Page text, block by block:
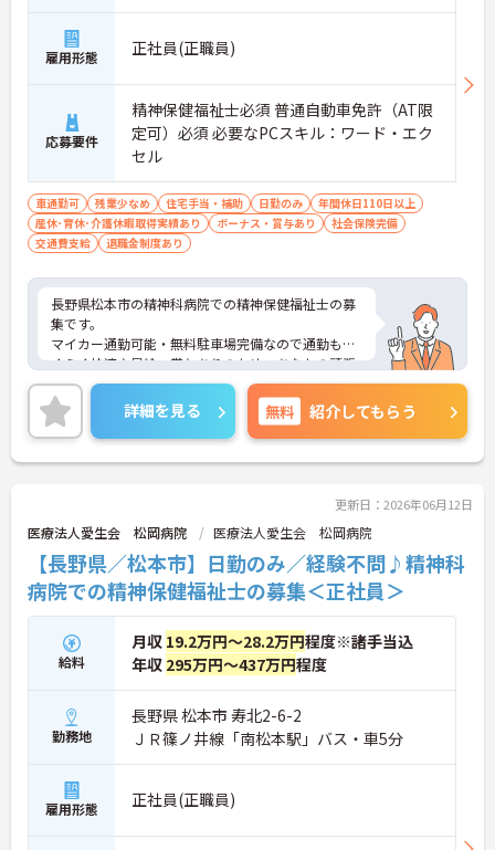
・グループホーム一棟あたりの入居者様20名定員を
常時2～4名のスタッフで支援、国基準を上回る人員
配置や夜間複数名体制が敷かれているため、業務に
追われることなくご利用者様のペースに合わせたサ
ポートが可能です。施設も専用設計で働きやすく、
ご自身の理想とする福祉を実践できる環境が整って
雇用形態 正社員(正職員)
応募要件
精神保健福祉士必須 普通自動車免許（AT限
定可）必須 必要なPCスキル：ワード・エク
セル
車通勤可 残業少なめ 住宅手当・補助 日勤のみ
年間休日110日以上
産休･育休･介護休暇取得実績あり
ボーナス・賞与あり
社会保険完備
交通費支給
退職金制度あり
長野県松本市の精神科病院での精神保健福祉士の募
集です。
マイカー通勤可能・無料駐車場完備なので通勤もら
くらく快適♪昇給・賞与ありのため、あなたの頑張
りがしっかり評価されます。
ご興味のある方は、面接のポイントをお伝えします
のでお気軽にお問い合せください。
詳細を見る 無料 紹介してもらう
更新日：2026年06月12日
医療法人愛生会 松岡病院 医療法人愛生会 松岡病院
【長野県／松本市】日勤のみ／経験不問♪精神科
病院での精神保健福祉士の募集＜正社員＞
給料
月収 19.2万円～28.2万円程度※諸手当込
年収 295万円～437万円程度
勤務地
長野県 松本市 寿北2-6-2
ＪＲ篠ノ井線「南松本駅」バス・車5分
雇用形態 正社員(正職員)